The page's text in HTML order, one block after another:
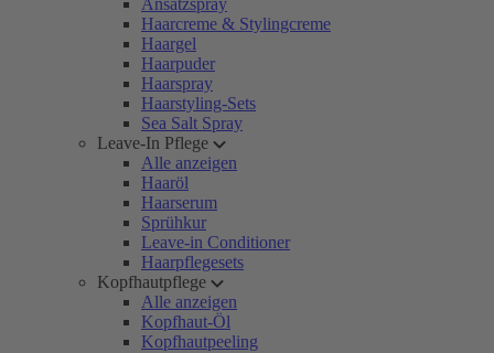
Ansatzspray
Haarcreme & Stylingcreme
Haargel
Haarpuder
Haarspray
Haarstyling-Sets
Sea Salt Spray
Leave-In Pflege
Alle anzeigen
Haaröl
Haarserum
Sprühkur
Leave-in Conditioner
Haarpflegesets
Kopfhautpflege
Alle anzeigen
Kopfhaut-Öl
Kopfhautpeeling